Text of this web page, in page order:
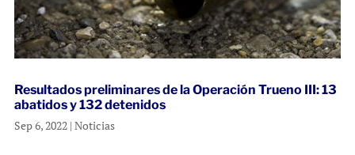
Resultados preliminares de la Operación Trueno III: 13
abatidos y 132 detenidos
Sep 6, 2022| Noticias